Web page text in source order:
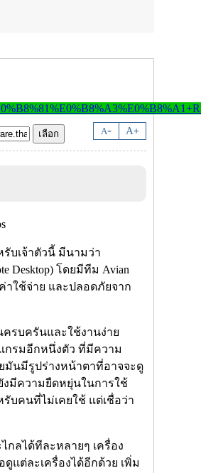
A- A+
รับเจ้าตัวนี้ มีนามว่า
Desktop) โดยมีทีม Avian
าใช้จ่าย และปลอดภัยจาก
ครบครันและใช้งานง่าย
กรมอีกหนึ่งตัว ที่มีความ
มันมีรูปร่างหน้าตาที่อาจจะดู
งมีความยืดหยุ่นในการใช้
บคนที่ไม่เคยใช้ แต่เชื่อว่า
ลได้ทีละหลายๆ เครื่อง
แต่ละเครื่องได้อีกด้วย เพิ่ม